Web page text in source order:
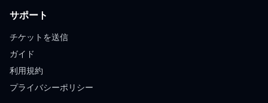
サポート
チケットを送信
ガイド
利用規約
プライバシーポリシー